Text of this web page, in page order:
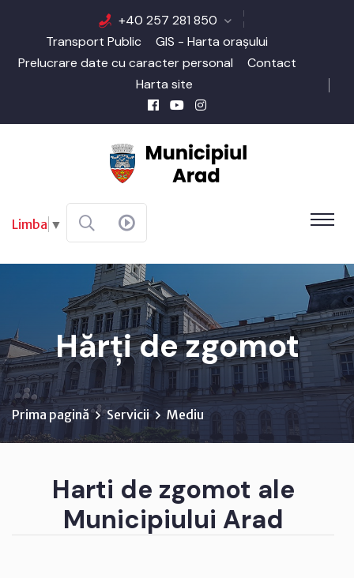
+40 257 281 850
Transport Public
GIS - Harta orașului
Prelucrare date cu caracter personal
Contact
Harta site
Limba ▼
Hărți de zgomot
Prima pagină Servicii Mediu
Harti de zgomot ale
Municipiului Arad